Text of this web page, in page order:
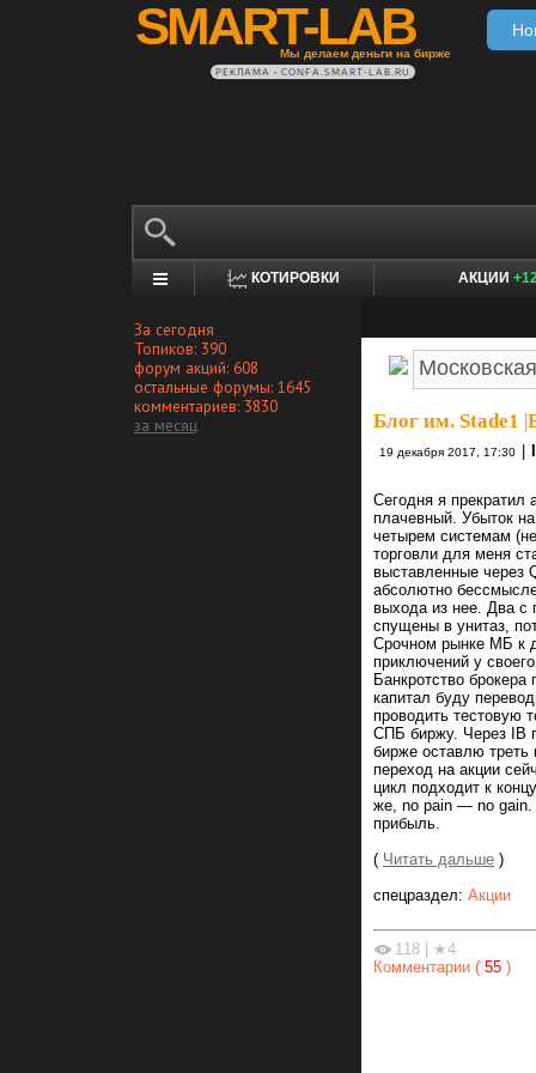
SMART-LAB
Мы делаем деньги на бирже
РЕКЛАМА • CONFA.SMART-LAB.RU
КОТИРОВКИ АКЦИИ
За сегодня
Топиков: 390
форум акций: 608
остальные форумы: 1645
комментариев: 3830
за месяц
Блог им. Stade1
19 декабря 2017, 17:30
Сегодня я
плачевный. Убыток
четырем системам
торговли для меня
выставленные через
абсолютно
выхода из нее. Два с
спущены в унитаз,
Срочном рынке МБ к
приключений у
Банкротство
капитал буду
проводить тестовую
СПБ биржу. Через IB
бирже оставлю треть
переход на акции
цикл подходит к
же, no pain — no gain.
прибыль.
( Читать дальше )
спецраздел: Акции
118 | ★4
Комментарии ( 55 )